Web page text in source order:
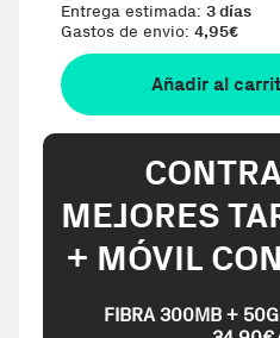
Entrega estimada: 3 días
Gastos de envio: 4,95€
Añadir al
MEJORES
+ MÓVIL CON
FIBRA 300MB +